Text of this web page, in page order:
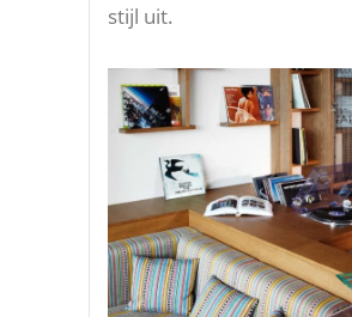
stijl uit.